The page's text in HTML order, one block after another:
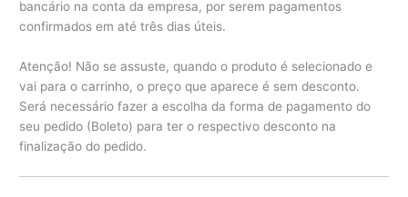
bancário na conta da empresa, por serem pagamentos
confirmados em até três dias úteis.
Atenção! Não se assuste, quando o produto é selecionado e
vai para o carrinho, o preço que aparece é sem desconto.
Será necessário fazer a escolha da forma de pagamento do
seu pedido (Boleto) para ter o respectivo desconto na
finalização do pedido.